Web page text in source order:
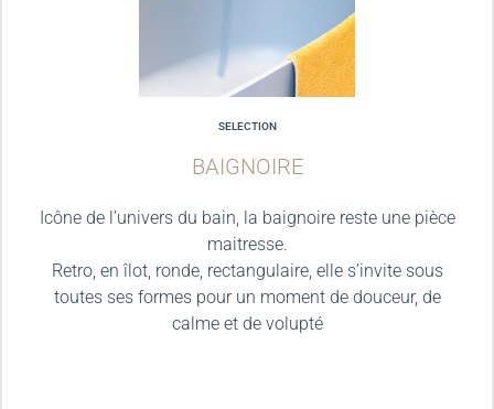
SELECTION
BAIGNOIRE
Icône de l’univers du bain, la baignoire reste une pièce
maitresse.
Retro, en îlot, ronde, rectangulaire, elle s’invite sous
toutes ses formes pour un moment de douceur, de
calme et de volupté